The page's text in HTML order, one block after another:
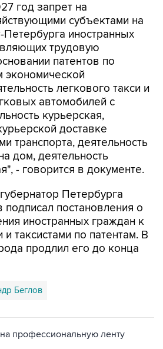
год запрет на
субъектами на
Петербурга иностранных
трудовую
патентов по
легкового такси и
автомобилей с
курьерская,
доставке
транспорта, деятельность
дом, деятельность
- говорится в документе.
Петербурга
постановления о
иностранных граждан к
таксистами по патентам. В
продлил его до конца
Беглов
профессиональную ленту